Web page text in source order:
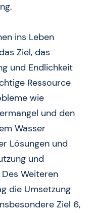
ins Leben
Ziel, das
und Endlichkeit
Ressource
wie
und den
Wasser
Lösungen und
und
Weiteren
die Umsetzung
Ziel 6,